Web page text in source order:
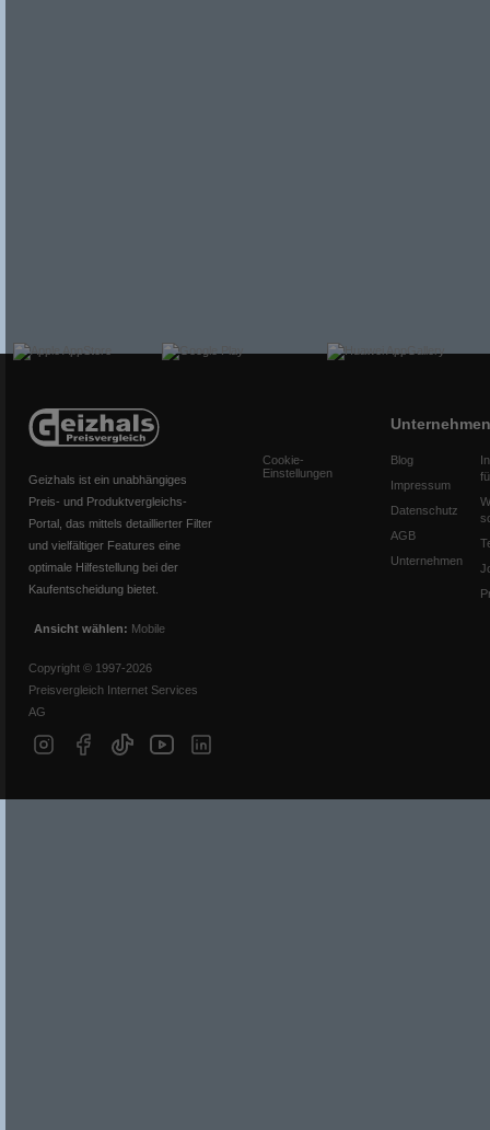
Geizhals ist ein unabhängiges
Preis- und Produktvergleichs-
Portal, das mittels detaillierter Filter
und vielfältiger Features eine
optimale Hilfestellung bei der
Kaufentscheidung bietet.
Ansicht wählen: Mobile
Copyright © 1997-2026
Preisvergleich Internet Services
AG
Cookie-
Einstellungen
Unternehmen
Blog
Impressum
Datenschutz
AGB
Unternehmen